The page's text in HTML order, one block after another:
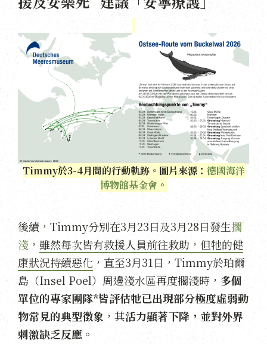
Timmy於3-4月間的行動軌跡。圖片來源： 德國海洋
博物館基金會 。
後續，Timmy分別在3月23日及3月28日發生擱
淺 ， 雖然每次皆有救援人員前往救助，但牠的健
康狀況持續惡化 ，直至3月31日，Timmy於珀爾
島（Insel Poel）周邊淺水區再度擱淺時， 多個
單位的專家團隊*皆評估牠已出現部分極度虛弱動
物常見的典型徵象 ，其活力顯著下降，並對外界
刺激缺乏反應。